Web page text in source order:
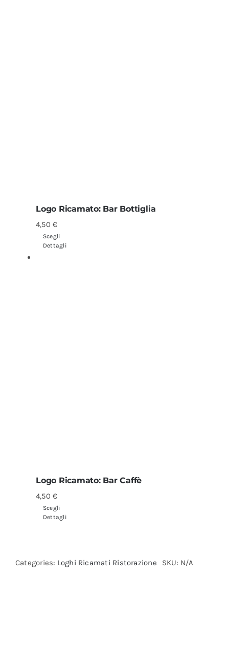
Logo Ricamato: Bar Bottiglia
4,50€
Scegli
Dettagli
Logo Ricamato: Bar Caffè
4,50€
Scegli
Dettagli
Categories: Loghi Ricamati Ristorazione SKU: N/A